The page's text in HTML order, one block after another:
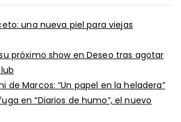
una nueva piel para viejas
próximo show en Deseo tras agotar
de Marcos: “Un papel en la heladera”
en “Diarios de humo”, el nuevo